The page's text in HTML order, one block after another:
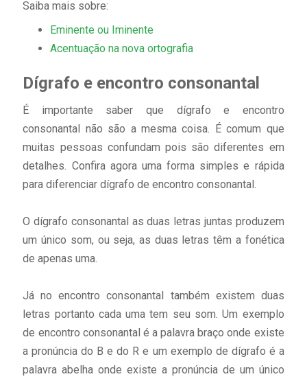
Saiba mais sobre:
Eminente ou Iminente
Acentuação na nova ortografia
Dígrafo e encontro consonantal
É importante saber que dígrafo e encontro
consonantal não são a mesma coisa. É comum que
muitas pessoas confundam pois são diferentes em
detalhes. Confira agora uma forma simples e rápida
para diferenciar dígrafo de encontro consonantal.
O dígrafo consonantal as duas letras juntas produzem
um único som, ou seja, as duas letras têm a fonética
de apenas uma.
Já no encontro consonantal também existem duas
letras portanto cada uma tem seu som. Um exemplo
de encontro consonantal é a palavra braço onde existe
a pronúncia do B e do R e um exemplo de dígrafo é a
palavra abelha onde existe a pronúncia de um único